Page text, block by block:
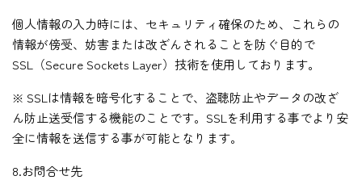
個人情報の入力時には、セキュリティ確保のため、これらの
情報が傍受、妨害または改ざんされることを防ぐ目的で
SSL（Secure Sockets Layer）技術を使用しております。
※ SSLは情報を暗号化することで、盗聴防止やデータの改ざ
ん防止送受信する機能のことです。SSLを利用する事でより安
全に情報を送信する事が可能となります。
8.お問合せ先